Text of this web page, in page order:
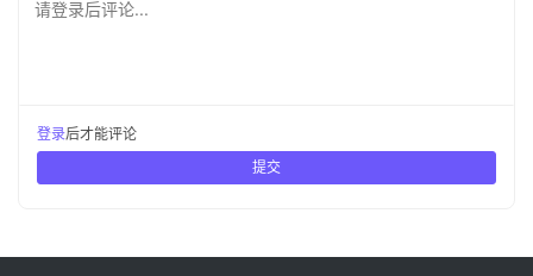
请登录后评论...
登录后才能评论
提交